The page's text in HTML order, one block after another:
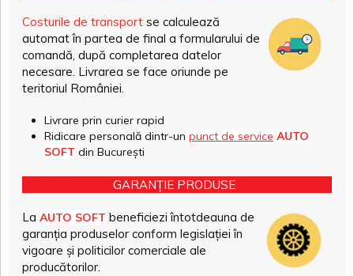
Costurile de transport se calculează
automat în partea de final a formularului de
comandă, după completarea datelor
necesare. Livrarea se face oriunde pe
teritoriul României.
Livrare prin curier rapid
Ridicare personală dintr-un punct de service AUTO
SOFT din București
GARANȚIE PRODUSE
La AUTO SOFT beneficiezi întotdeauna de
garanția produselor conform legislației în
vigoare și politicilor comerciale ale
producătorilor.